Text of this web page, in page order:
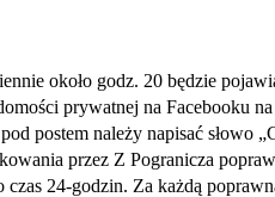
około godz. 20 będzie
prywatnej na Facebooku
postem należy napisać słowo
przez Z Pogranicza
24-godzin. Za każdą